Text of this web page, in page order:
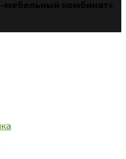
мебельный комбинат»